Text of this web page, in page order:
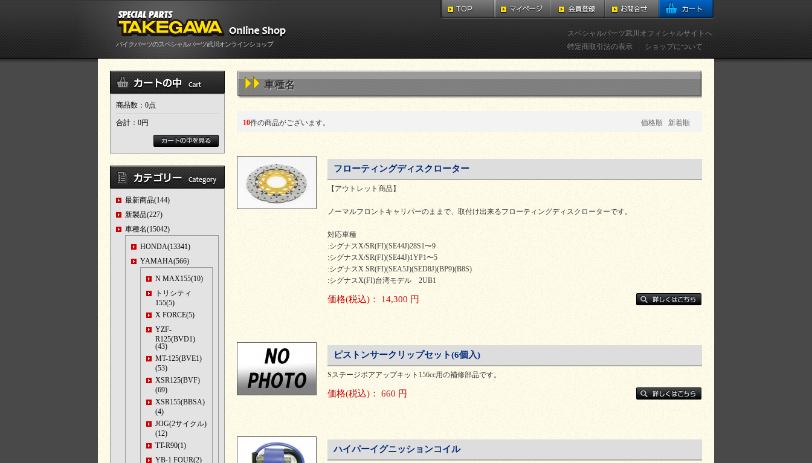
バイクパーツのスペシャルパーツ武川オンラインショップ
スペシャルパーツ武川オフィシャルサイトへ
特定商取引法の表示
ショップについて
商品数：0点
合計： 0円
最新商品(144)
新製品(227)
車種名(15042)
HONDA(13341)
YAMAHA(566)
N MAX155(10)
トリシティ
155(5)
X FORCE(5)
YZF-
R125(BVD1)
(43)
MT-125(BVE1)
(53)
XSR125(BVF)
(69)
XSR155(BBSA)
(4)
JOG(2サイクル)
(12)
TT-R90(1)
YB-1 FOUR(2)
車種名
10件の商品がございます。 価格順 新着順
フローティングディスクローター
【アウトレット商品】
ノーマルフロントキャリパーのままで、取付け出来るフローティングディスクローターです。
対応車種
:シグナスX/SR(FI)(SE44J)28S1〜9
:シグナスX/SR(FI)(SE44J)1YP1〜5
:シグナスX SR(FI)(SEA5J)(SED8J)(BP9)(B8S)
:シグナスX(FI)台湾モデル 2UB1
価格(税込) ： 14,300 円
ピストンサークリップセット(6個入)
Sステージボアアップキット156cc用の補修部品です。
価格(税込) ： 660 円
ハイパーイグニッションコイル